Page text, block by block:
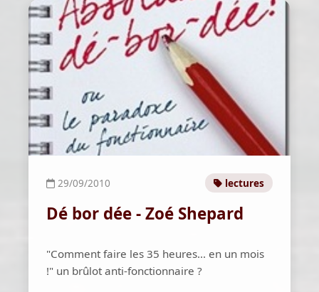
29/09/2010 lectures
Dé bor dée - Zoé Shepard
"Comment faire les 35 heures... en un mois
!" un brûlot anti-fonctionnaire ?